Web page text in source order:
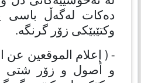
دەكات لەگەڵ باسی
وكتێبێكی زۆر گرنگە.
- ( إعلام الموقعين عن
و أصول و زۆر شتی